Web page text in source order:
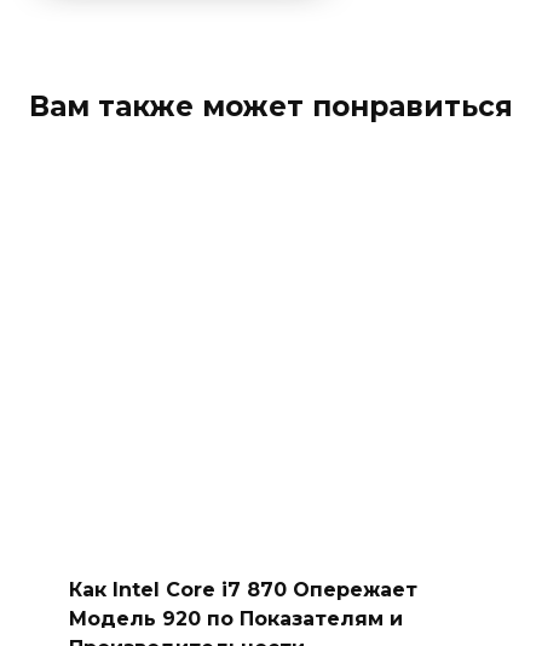
Вам также может понравиться
Как Intel Core i7 870 Опережает
Модель 920 по Показателям и